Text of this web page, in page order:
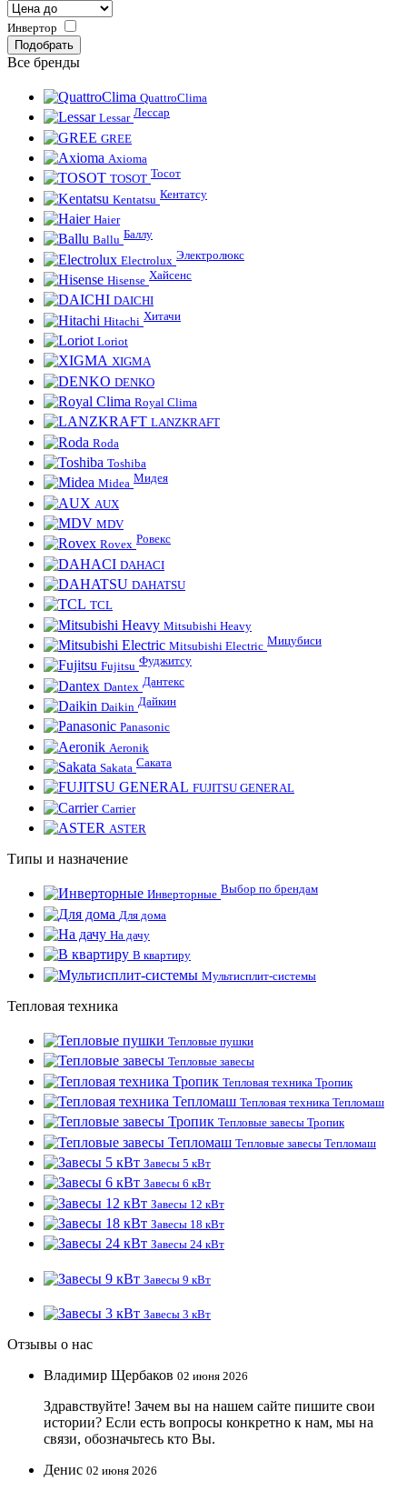
Инвертор
Все бренды
QuattroClima
Lessar Лессар
GREE
Axioma
TOSOT Тосот
Kentatsu Кентатсу
Haier
Ballu Баллу
Electrolux Электролюкс
Hisense Хайсенс
DAICHI
Hitachi Хитачи
Loriot
XIGMA
DENKO
Royal Clima
LANZKRAFT
Roda
Toshiba
Midea Мидея
AUX
MDV
Rovex Ровекс
DAHACI
DAHATSU
TCL
Mitsubishi Heavy
Mitsubishi Electric Мицубиси
Fujitsu Фуджитсу
Dantex Дантекс
Daikin Дайкин
Panasonic
Aeronik
Sakata Саката
FUJITSU GENERAL
Carrier
ASTER
Типы и назначение
Инверторные Выбор по брендам
Для дома
На дачу
В квартиру
Мультисплит-системы
Тепловая техника
Тепловые пушки
Тепловые завесы
Тепловая техника Тропик
Тепловая техника Тепломаш
Тепловые завесы Тропик
Тепловые завесы Тепломаш
Завесы 5 кВт
Завесы 6 кВт
Завесы 12 кВт
Завесы 18 кВт
Завесы 24 кВт
Завесы 9 кВт
Завесы 3 кВт
Отзывы о нас
Владимир Щербаков 02 июня 2026
Здравствуйте! Зачем вы на нашем сайте пишите свои
истории? Если есть вопросы конкретно к нам, мы на
связи, обозначьтесь кто Вы.
Денис 02 июня 2026